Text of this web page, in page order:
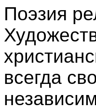
Поэзия
всегда